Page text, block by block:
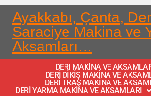
Ayakkabı, Çanta,
Saraciye Makina ve
Aksamları…
DERI MAKİNA VE
DERİ DİKİŞ MAKİNA VE
DERİ TRAŞ MAKİNA VE
DERİ YARMA MAKİNA VE AKSAMLARI